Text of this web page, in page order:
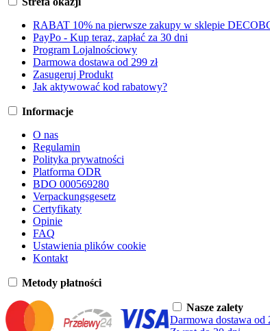
RABAT 10% na pierwsze zakupy w sklepie
PayPo - Kup teraz, zapłać za 30 dni
Program Lojalnościowy
Darmowa dostawa od 299 zł
Zasugeruj Produkt
Jak aktywować kod rabatowy?
Informacje
O nas
Regulamin
Polityka prywatności
Platforma ODR
BDO 000569280
Verpackungsgesetz
Certyfikaty
Opinie
FAQ
Ustawienia plików cookie
Kontakt
Metody płatności
Nasze zalety
Darmowa dostawa od